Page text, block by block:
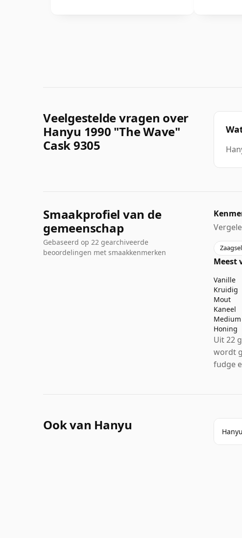
Veelgestelde vragen over
Hanyu 1990 "The Wave"
Cask 9305
Smaakprofiel van de
gemeenschap
Gebaseerd op 22 gearchiveerde
beoordelingen met smaakkenmerken
Zaagsel
Meest
Vanille
Kruidig
Mout
Kaneel
Medium
Honing
Uit 22
wordt
fudge
Ook van Hanyu